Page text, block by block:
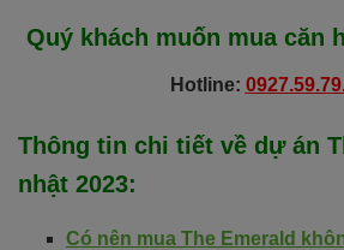
Quý khách muốn mua căn
Hotline:
Thông tin chi tiết về dự án
nhật 2023:
Có nên mua The Emerald